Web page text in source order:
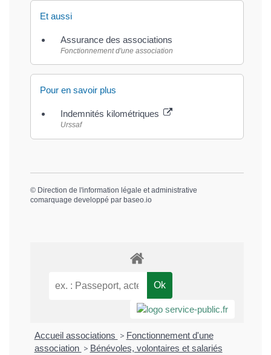
Et aussi
Assurance des associations
Fonctionnement d'une association
Pour en savoir plus
Indemnités kilométriques
Urssaf
© Direction de l'information légale et administrative
comarquage developpé par baseo.io
Accueil associations > Fonctionnement d'une
association > Bénévoles, volontaires et salariés